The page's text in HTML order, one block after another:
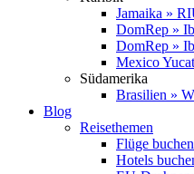
Jamaika »
DomRep »
DomRep »
Mexico
Südamerika
Brasilien »
Blog
Reisethemen
Flüge
Hotels